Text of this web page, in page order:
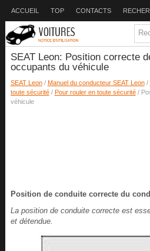
ACCUEIL TOP CONTACTS
SEAT Leon: Position correcte
occupants du véhicule
SEAT Leon/ Manuel du conducteur SEAT Leon/
toute sécurité/ Pour rouler en toute sécurité/
véhicule
Position de conduite correcte du
La position de conduite correcte est
et détendue.